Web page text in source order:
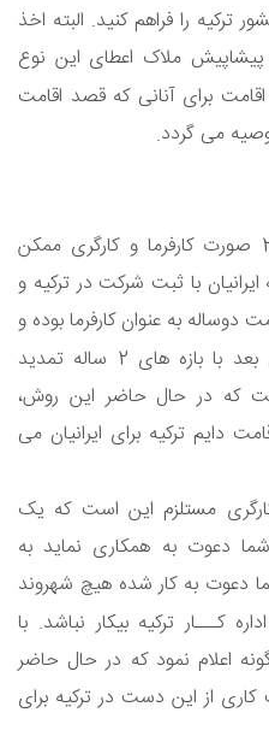
ترکیه را فراهم کنید. البته اخذ
ملاک اعطای این نوع
برای آنانی که قصد اقامت
می گردد.
کسب اقامت کاری در ترکیه به 2 صورت کارفرما و کارگری ممکن
با ثبت شرکت در ترکیه و
دوساله به عنوان کارفرما بوده و
در سالیان بعد با بازه های 2 ساله تمدید
که در حال حاضر این روش،
دایم ترکیه برای ایرانیان می
مستلزم این است که یک
دعوت به همکاری نماید به
دعوت به کار شده هیچ شهروند
کـــار ترکیه بیکار نباشد. با
اعلام نمود که در حال حاضر
از این دست در ترکیه برای